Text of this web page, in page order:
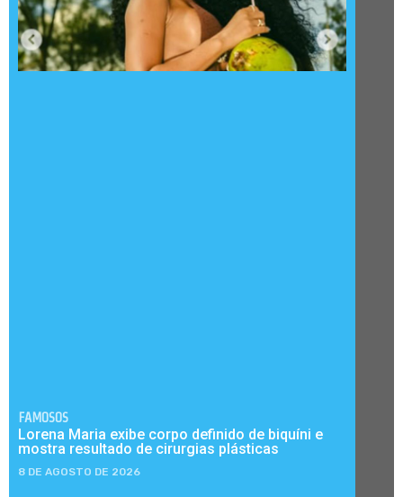
FAMOSOS
Lorena Maria exibe corpo definido de biquíni e
mostra resultado de cirurgias plásticas
8 DE AGOSTO DE 2026